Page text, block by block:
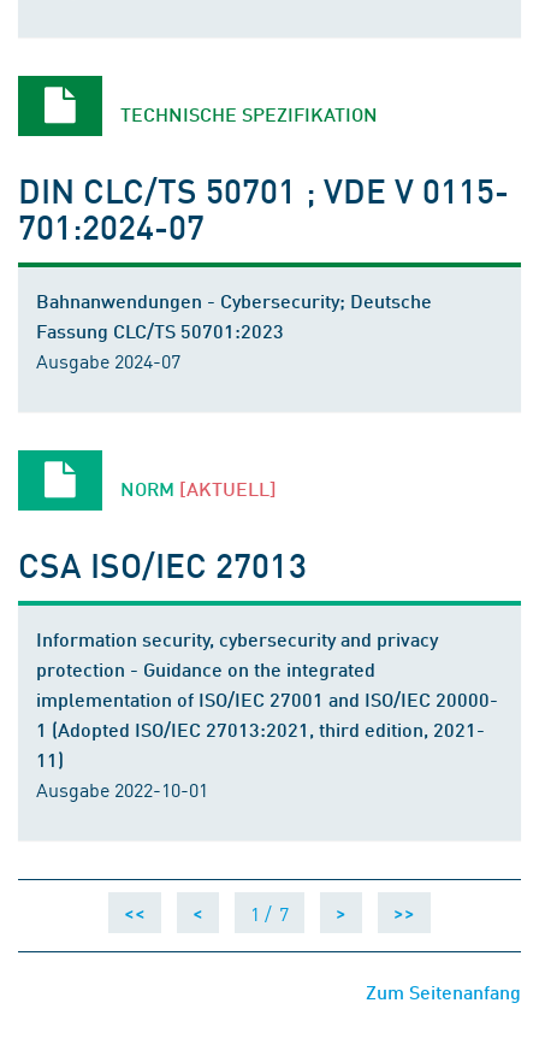
TECHNISCHE SPEZIFIKATION
DIN CLC/TS 50701 ; VDE V 0115-
701:2024-07
Bahnanwendungen - Cybersecurity; Deutsche
Fassung CLC/TS 50701:2023
Ausgabe 2024-07
NORM [AKTUELL]
CSA ISO/IEC 27013
Information security, cybersecurity and privacy
protection - Guidance on the integrated
implementation of ISO/IEC 27001 and ISO/IEC 20000-
1 (Adopted ISO/IEC 27013:2021, third edition, 2021-
11)
Ausgabe 2022-10-01
<< < 1 / 7 > >>
Zum Seitenanfang